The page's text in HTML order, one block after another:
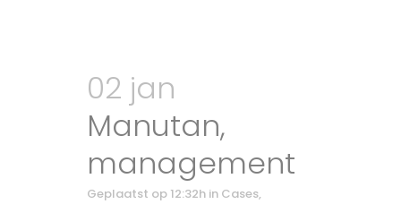
02 jan
Manutan,
management
Geplaatst op 12:32h in Cases,